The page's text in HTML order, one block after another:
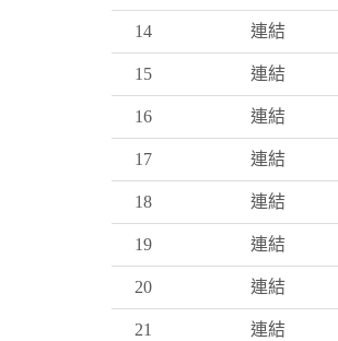
14 連結
15 連結
16 連結
17 連結
18 連結
19 連結
20 連結
21 連結